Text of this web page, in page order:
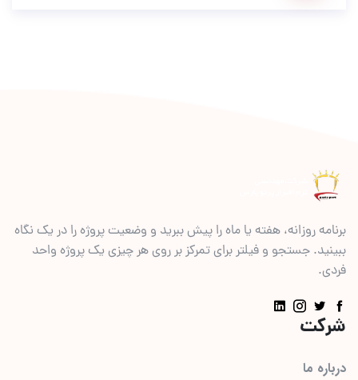
برنامه روزانه، هفته یا ماه را پیش ببرید و وضعیت پروژه را در یک نگاه
ببینید. جستجو و فیلتر برای تمرکز بر روی هر چیزی یک پروژه واحد
فردی.
شرکت
درباره ما